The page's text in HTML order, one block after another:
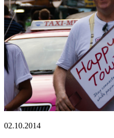
02.10.2014